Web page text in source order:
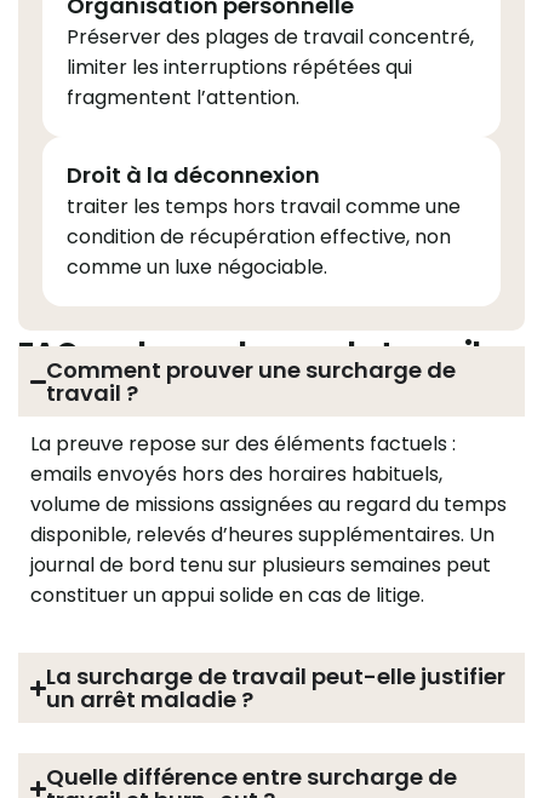
Préserver des plages de travail concentré,
limiter les interruptions répétées qui
fragmentent l’attention.
Droit à la déconnexion
traiter les temps hors travail comme une
condition de récupération effective, non
comme un luxe négociable.
FAQ sur la surcharge de travail
Comment prouver une surcharge de
travail ?
La preuve repose sur des éléments factuels :
emails envoyés hors des horaires habituels,
volume de missions assignées au regard du temps
disponible, relevés d’heures supplémentaires. Un
journal de bord tenu sur plusieurs semaines peut
constituer un appui solide en cas de litige.
La surcharge de travail peut-elle justifier
un arrêt maladie ?
Quelle différence entre surcharge de